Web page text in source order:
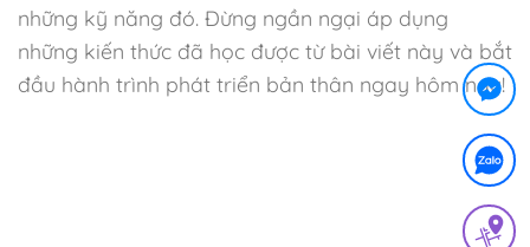
những kỹ năng đó. Đừng ngần ngại áp dụng
những kiến thức đã học được từ bài viết này và bắt
đầu hành trình phát triển bản thân ngay hôm nay!